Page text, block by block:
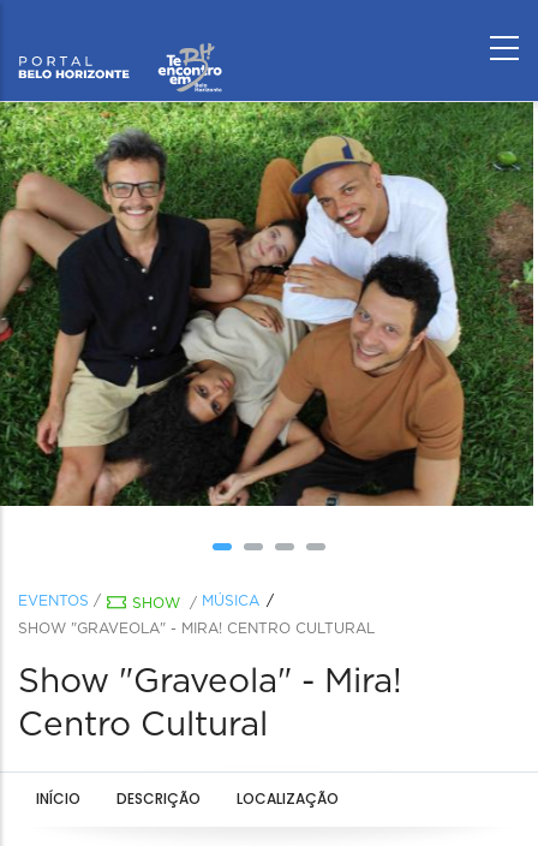
EVENTOS / SHOW / MÚSICA
SHOW "GRAVEOLA" - MIRA! CENTRO CULTURAL
Show "Graveola" - Mira!
Centro Cultural
INÍCIO DESCRIÇÃO LOCALIZAÇÃO